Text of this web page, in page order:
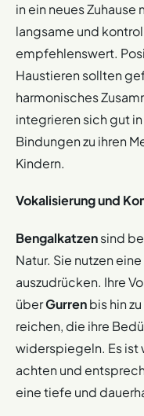
in ein neues Zuhause
langsame und
empfehlenswert.
Haustieren sollten
harmonisches
integrieren sich gut
Bindungen zu ihren
Kindern.
Vokalisierung und
Bengalkatzensind
Natur. Sie nutzen
auszudrücken. Ihre
überGurrenbis hin
reichen, die ihre
widerspiegeln. Es ist
achten und
eine tiefe und